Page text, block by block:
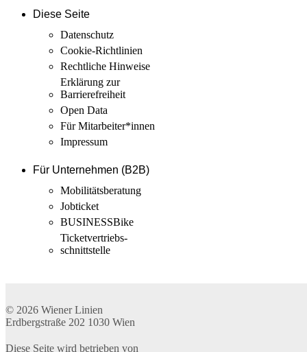
Diese Seite
Datenschutz
Cookie-Richtlinien
Rechtliche Hinweise
Erklärung zur
Barrierefreiheit
Open Data
Für Mitarbeiter­*innen
Impressum
Für Unternehmen (B2B)
Mobilitäts­beratung
Jobticket
BUSINESSBike
Ticketvertriebs­
schnittstelle
© 2026 Wiener Linien
Erdbergstraße 202 1030 Wien
Diese Seite wird betrieben von